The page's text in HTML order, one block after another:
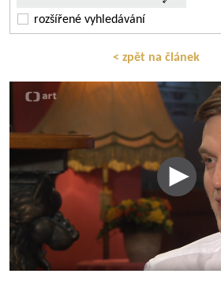
rozšířené vyhledávání
< zpět na článek